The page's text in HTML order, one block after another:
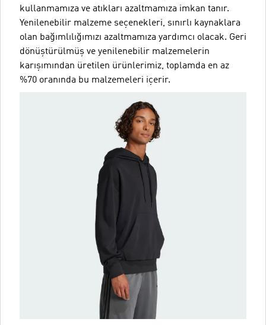
kullanmamıza ve atıkları azaltmamıza imkan tanır.
Yenilenebilir malzeme seçenekleri, sınırlı kaynaklara
olan bağımlılığımızı azaltmamıza yardımcı olacak. Geri
dönüştürülmüş ve yenilenebilir malzemelerin
karışımından üretilen ürünlerimiz, toplamda en az
%70 oranında bu malzemeleri içerir.